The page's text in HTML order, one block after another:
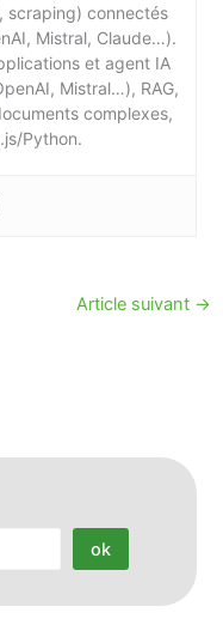
scraping) connectés
Mistral, Claude…).
et agent IA
Mistral…), RAG,
complexes,
Python.
Article suivant →
ok